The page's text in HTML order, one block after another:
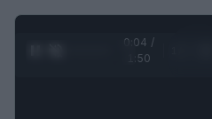
0:05 /
1:50